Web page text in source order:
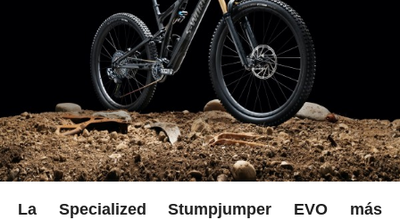
La Specialized Stumpjumper EVO más